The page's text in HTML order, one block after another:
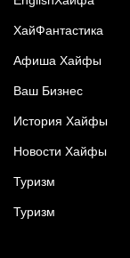
XайФантастика
Афиша Хайфы
Ваш Бизнес
История Хайфы
Новости Хайфы
Туризм
Туризм